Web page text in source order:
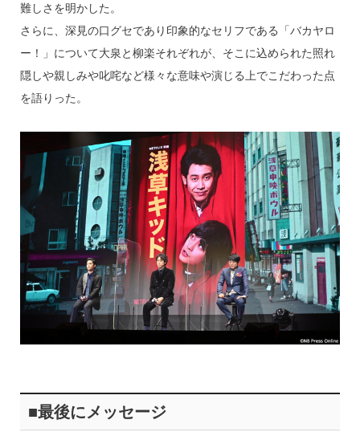
難しさを明かした。
さらに、深見の口グセであり印象的なセリフである「バカヤロ
ー！」について大泉と柳楽それぞれが、そこに込められた照れ
隠しや親しみや叱咤など様々な意味や演じる上でこだわった点
を語りった。
■最後にメッセージ